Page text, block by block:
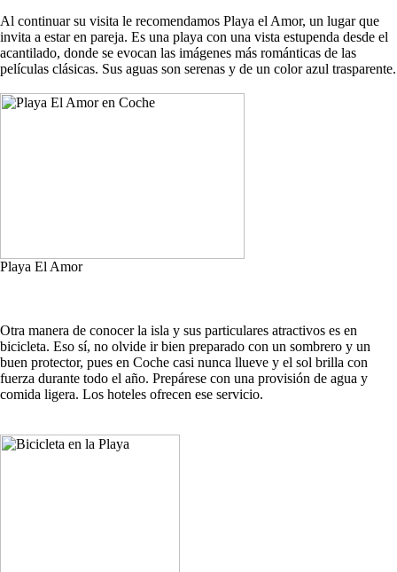
Al continuar su visita le recomendamos Playa el Amor, un lugar que
invita a estar en pareja. Es una playa con una vista estupenda desde el
acantilado, donde se evocan las imágenes más románticas de las
películas clásicas. Sus aguas son serenas y de un color azul trasparente.
Playa El Amor
Otra manera de conocer la isla y sus particulares atractivos es en
bicicleta. Eso sí, no olvide ir bien preparado con un sombrero y un
buen protector, pues en Coche casi nunca llueve y el sol brilla con
fuerza durante todo el año. Prepárese con una provisión de agua y
comida ligera. Los hoteles ofrecen ese servicio.